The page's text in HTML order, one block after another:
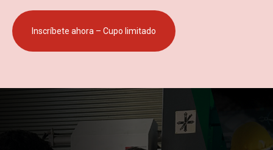
Inscríbete ahora – Cupo limitado